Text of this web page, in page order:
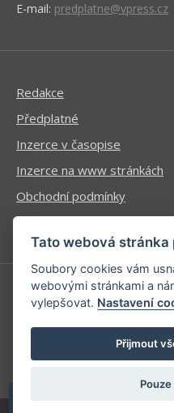
E-mail: predplatne@vpress.cz
Redakce
Předplatné
Inzerce v časopise
Inzerce na www stránkách
Obchodní podmínky
Ochrana osobních údajů
Příhlášení | Registrace
Kontaktní informace
Mapa stránek
Tato webová stránka
Soubory cookies vám
webovými stránkami a
vylepšovat. Nastavení
Přijmout